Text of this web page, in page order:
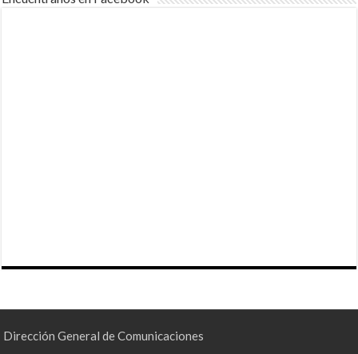
Dirección General de Comunicaciones